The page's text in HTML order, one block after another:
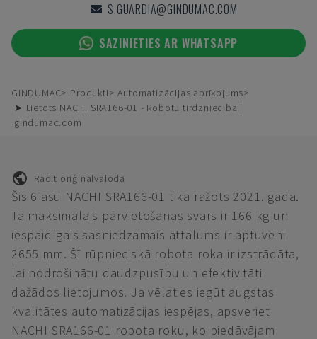
S.GUARDIA@GINDUMAC.COM
SAZINIETIES AR WHATSAPP
GINDUMAC Produkti
Automatizācijas aprīkojums
➤ Lietots NACHI SRA166-01 - Robotu tirdzniecība |
gindumac.com
Rādīt oriģinālvalodā
Šis 6 asu NACHI SRA166-01 tika ražots 2021. gadā.
Tā maksimālais pārvietošanas svars ir 166 kg un
iespaidīgais sasniedzamais attālums ir aptuveni
2655 mm. Šī rūpnieciskā robota roka ir izstrādāta,
lai nodrošinātu daudzpusību un efektivitāti
dažādos lietojumos. Ja vēlaties iegūt augstas
kvalitātes automatizācijas iespējas, apsveriet
NACHI SRA166-01 robota roku, ko piedāvājam